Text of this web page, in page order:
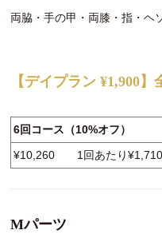
両脇・手の甲・両膝・指・ヘ
【デイプラン ¥1,900
6回コース（10%オフ）
¥10,260 1回あたり¥1,710
Mパーツ